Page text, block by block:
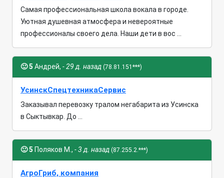
Самая профессиональная школа вокала в городе.
Уютная душевная атмосфера и невероятные
профессионалы своего дела. Наши дети в вос ...
🙂5 Андрей, - 29 д. назад (78.81.151***)
УсинскСпецтехникаСервис
Заказывал перевозку тралом негабарита из Усинска
в Сыктывкар. До ...
🙂5 Поляков М., - 3 д. назад (87.255.2.***)
АгроГриб, компания